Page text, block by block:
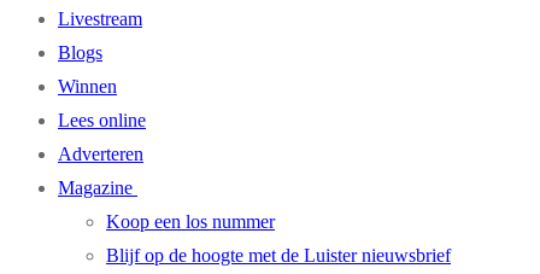
Livestream
Blogs
Winnen
Lees online
Adverteren
Magazine
Koop een los nummer
Blijf op de hoogte met de Luister nieuwsbrief